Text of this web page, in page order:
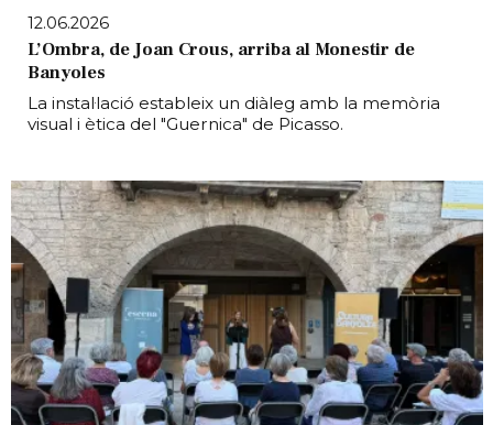
12.06.2026
L’Ombra, de Joan Crous, arriba al Monestir de
Banyoles
La instal·lació estableix un diàleg amb la memòria
visual i ètica del "Guernica" de Picasso.